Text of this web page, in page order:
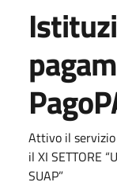
Attivo il
il XI SETTORE
SUAP”